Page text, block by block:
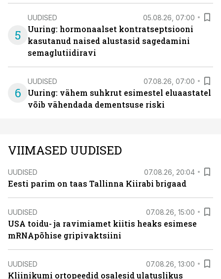
5
UUDISED 05.08.26, 07:00
Uuring: hormonaalset kontratseptsiooni
kasutanud naised alustasid sagedamini
semaglutiidiravi
6
UUDISED 07.08.26, 07:00
Uuring: vähem suhkrut esimestel eluaastatel
võib vähendada dementsuse riski
VIIMASED UUDISED
UUDISED 07.08.26, 20:04
Eesti parim on taas Tallinna Kiirabi brigaad
UUDISED 07.08.26, 15:00
USA toidu- ja ravimiamet kiitis heaks esimese
mRNApõhise gripivaktsiini
UUDISED 07.08.26, 13:00
Kliinikumi ortopeedid osalesid ulatuslikus